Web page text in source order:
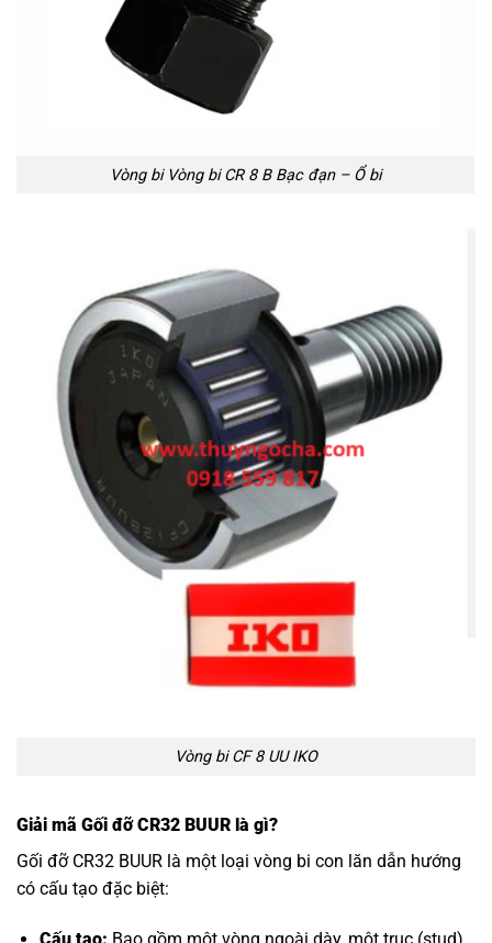
Vòng bi Vòng bi CR 8 B Bạc đạn – Ổ bi
Vòng bi CF 8 UU IKO
Giải mã Gối đỡ CR32 BUUR là gì?
Gối đỡ CR32 BUUR là một loại vòng bi con lăn dẫn hướng
có cấu tạo đặc biệt:
Cấu tạo: Bao gồm một vòng ngoài dày, một trục (stud)